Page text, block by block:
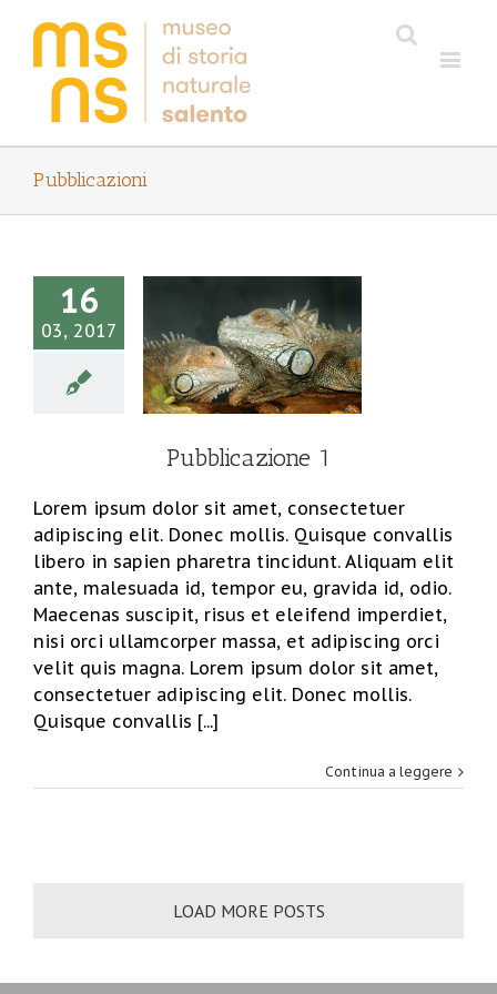
Pubblicazioni
16
03, 2017
1
Pubblicazione 1
Lorem ipsum dolor sit amet, consectetuer
adipiscing elit. Donec mollis. Quisque convallis
libero in sapien pharetra tincidunt. Aliquam elit
ante, malesuada id, tempor eu, gravida id, odio.
Maecenas suscipit, risus et eleifend imperdiet,
nisi orci ullamcorper massa, et adipiscing orci
velit quis magna. Lorem ipsum dolor sit amet,
consectetuer adipiscing elit. Donec mollis.
Quisque convallis [...]
Continua a leggere
LOAD MORE POSTS